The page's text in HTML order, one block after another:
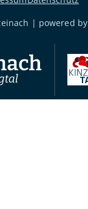
| powered by